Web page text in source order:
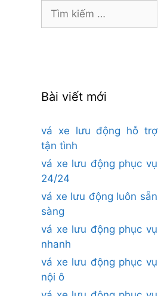
Tìm
Bài viết mới
vá xe lưu động hỗ trợ
tận tình
vá xe lưu động phục vụ
24/24
vá xe lưu động luôn sẵn
sàng
vá xe lưu động phục vụ
nhanh
vá xe lưu động phục vụ
nội ô